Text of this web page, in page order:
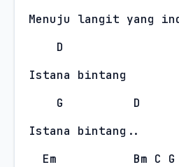
Menuju langit yang
D
Istana bintang
G
D
Istana bintang..
Em
Bm C G